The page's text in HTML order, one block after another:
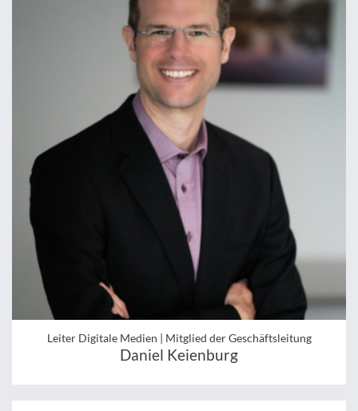
Leiter Digitale Medien | Mitglied der Geschäftsleitung
Daniel Keienburg